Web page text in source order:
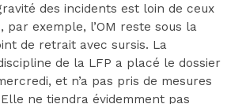
des incidents est loin de ceux
par exemple, l’OM reste sous la
de retrait avec sursis. La
de la LFP a placé le dossier
et n’a pas pris de mesures
ne tiendra évidemment pas